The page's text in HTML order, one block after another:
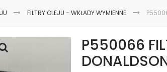
FILTRY OLEJU - WKŁADY WYMIENNE
P550066